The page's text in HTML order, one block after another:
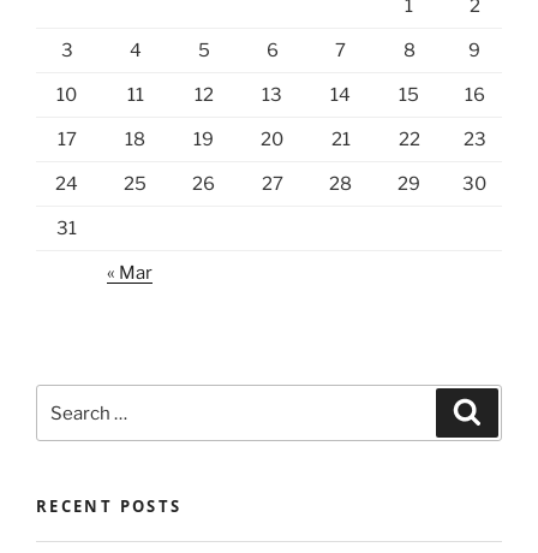
1 2
3 4 5 6 7 8 9
10 11 12 13 14 15 16
17 18 19 20 21 22 23
24 25 26 27 28 29 30
31
« Mar
for:
RECENT POSTS